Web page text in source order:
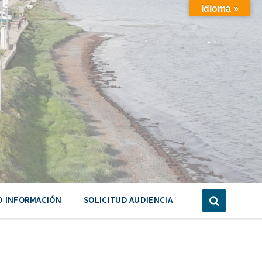
INFORMACIÓN SOLICITUD AUDIENCIA
Idioma »